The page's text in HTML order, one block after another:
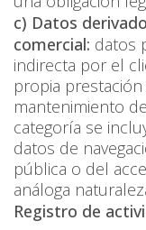
c) Datos
comercial: datos
indirecta por el
propia
mantenimiento
categoría se
datos de
pública o del
análoga
Registro de